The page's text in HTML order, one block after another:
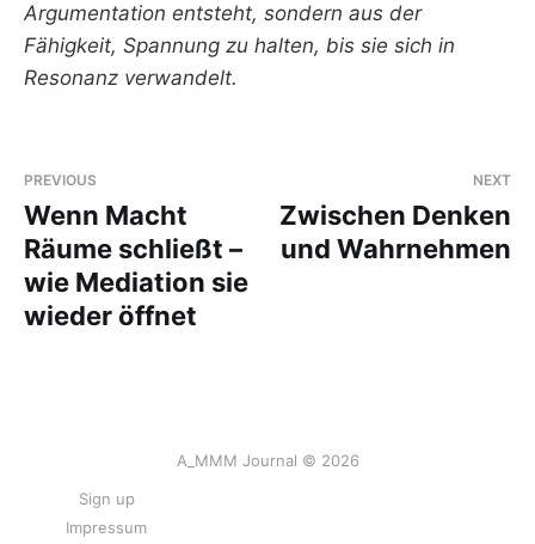
Argumentation entsteht, sondern aus der
Fähigkeit, Spannung zu halten, bis sie sich in
Resonanz verwandelt.
PREVIOUS
Wenn Macht
Räume schließt –
wie Mediation sie
wieder öffnet
NEXT
Zwischen Denken
und Wahrnehmen
A_MMM Journal © 2026
Sign up
Impressum